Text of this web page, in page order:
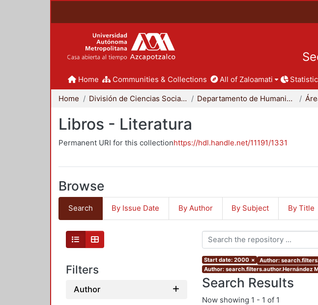
Home Communities & Collections All of Zaloamati
Home División de Ciencias Sociales y Humanidades Departamento de Humanidades
Libros - Literatura
Permanent URI for this collectionhttps://hdl.handle.net/11191/1331
Browse
Search By Issue Date By Author By Subject By Title
Filters
Author
Start date: 2000 × Author:
Author: search.filters.author.Hernández
Search Results
Now showing 1 - 1 of 1